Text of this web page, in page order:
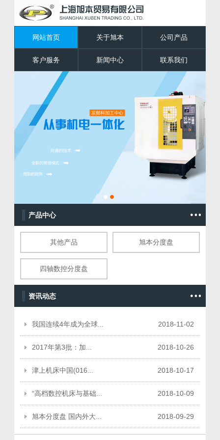
网站首页 关于旭本 公司产品
客户服务 新闻中心 联系我们
产品中心
其他产品 旭本分度盘
四轴数控分度盘
资讯动态
2018-11-02
我国连续4年成为全球...
2018-10-26
2017年第3批：加...
2018-10-17
津上机床中国(016...
2018-10-09
“高档数控机床与基础...
2018-09-29
旭本分度盘 国内外大...